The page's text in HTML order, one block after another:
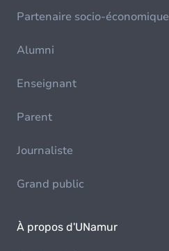
Partenaire socio-économique
Alumni
Enseignant
Parent
Journaliste
Grand public
À propos d'UNamur